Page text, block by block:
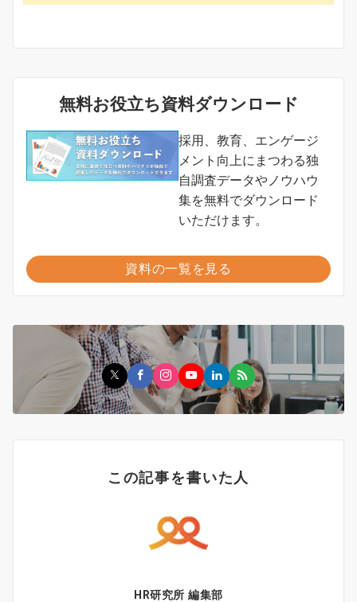
無料お役立ち資料ダウンロード
採用、教育、エンゲージ
メント向上にまつわる独
自調査データやノウハウ
集を無料でダウンロード
いただけます。
資料の一覧を見る
この記事を書いた人
HR研究所 編集部